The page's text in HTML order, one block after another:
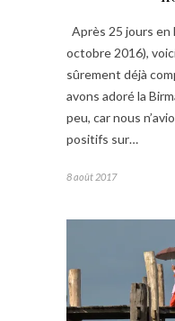
Après 25 jours
octobre 2016),
sûrement déjà
avons adoré la
peu, car nous
positifs sur…
8 août 2017